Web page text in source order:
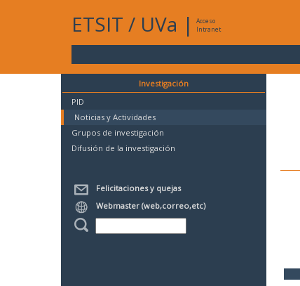
ETSIT / UVa |
Acceso
Intranet
Investigación
PID
Noticias y Actividades
Grupos de investigación
Difusión de la investigación
Felicitaciones y quejas
Webmaster (web,correo,etc)